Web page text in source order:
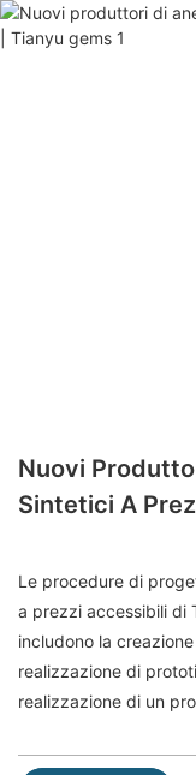
Nuovi
Sintetici A
Le procedure di
a prezzi accessibili di
includono la
realizzazione di
realizzazione di un